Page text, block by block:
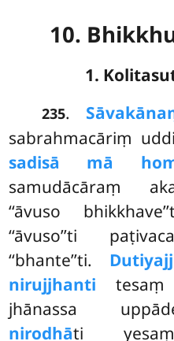
10.
1.
235.
sabrahmacāriṃ
sadisā mā
samudācāraṃ
‘‘āvuso
‘‘āvuso’’ti
‘‘bhante’’ti.
nirujjhanti tesaṃ
jhānassa
nirodhāti yesaṃ